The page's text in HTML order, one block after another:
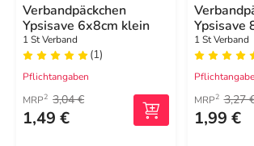
Verbandpäckchen
Ypsisave 6x8cm klein
1 St Verband
(1)
Pflichtangaben
MRP2 3,04 €
1,49 €
Ypsisave
1 St Verband
MRP2 3,27
1,99 €